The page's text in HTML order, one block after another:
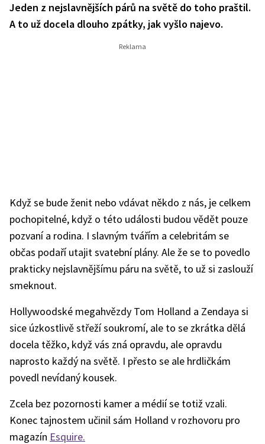
Jeden z nejslavnějších párů na světě do toho praštil.
A to už docela dlouho zpátky, jak vyšlo najevo.
Když se bude ženit nebo vdávat někdo z nás, je celkem
pochopitelné, když o této události budou vědět pouze
pozvaní a rodina. I slavným tvářím a celebritám se
občas podaří utajit svatební plány. Ale že se to povedlo
prakticky nejslavnějšímu páru na světě, to už si zaslouží
smeknout.
Hollywoodské megahvězdy Tom Holland a Zendaya si
sice úzkostlivě střeží soukromí, ale to se zkrátka dělá
docela těžko, když vás zná opravdu, ale opravdu
naprosto každý na světě. I přesto se ale hrdličkám
povedl nevídaný kousek.
Zcela bez pozornosti kamer a médií se totiž vzali.
Konec tajnostem učinil sám Holland v rozhovoru pro
magazín Esquire.